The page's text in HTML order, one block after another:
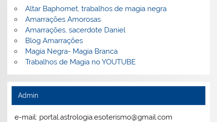
Altar Baphomet, trabalhos de magia negra
Amarrações Amorosas
Amarrações, sacerdote Daniel
Blog Amarrações
Magia Negra- Magia Branca
Trabalhos de Magia no YOUTUBE
Admin
e-mail: portal.astrologia.esoterismo@gmail.com